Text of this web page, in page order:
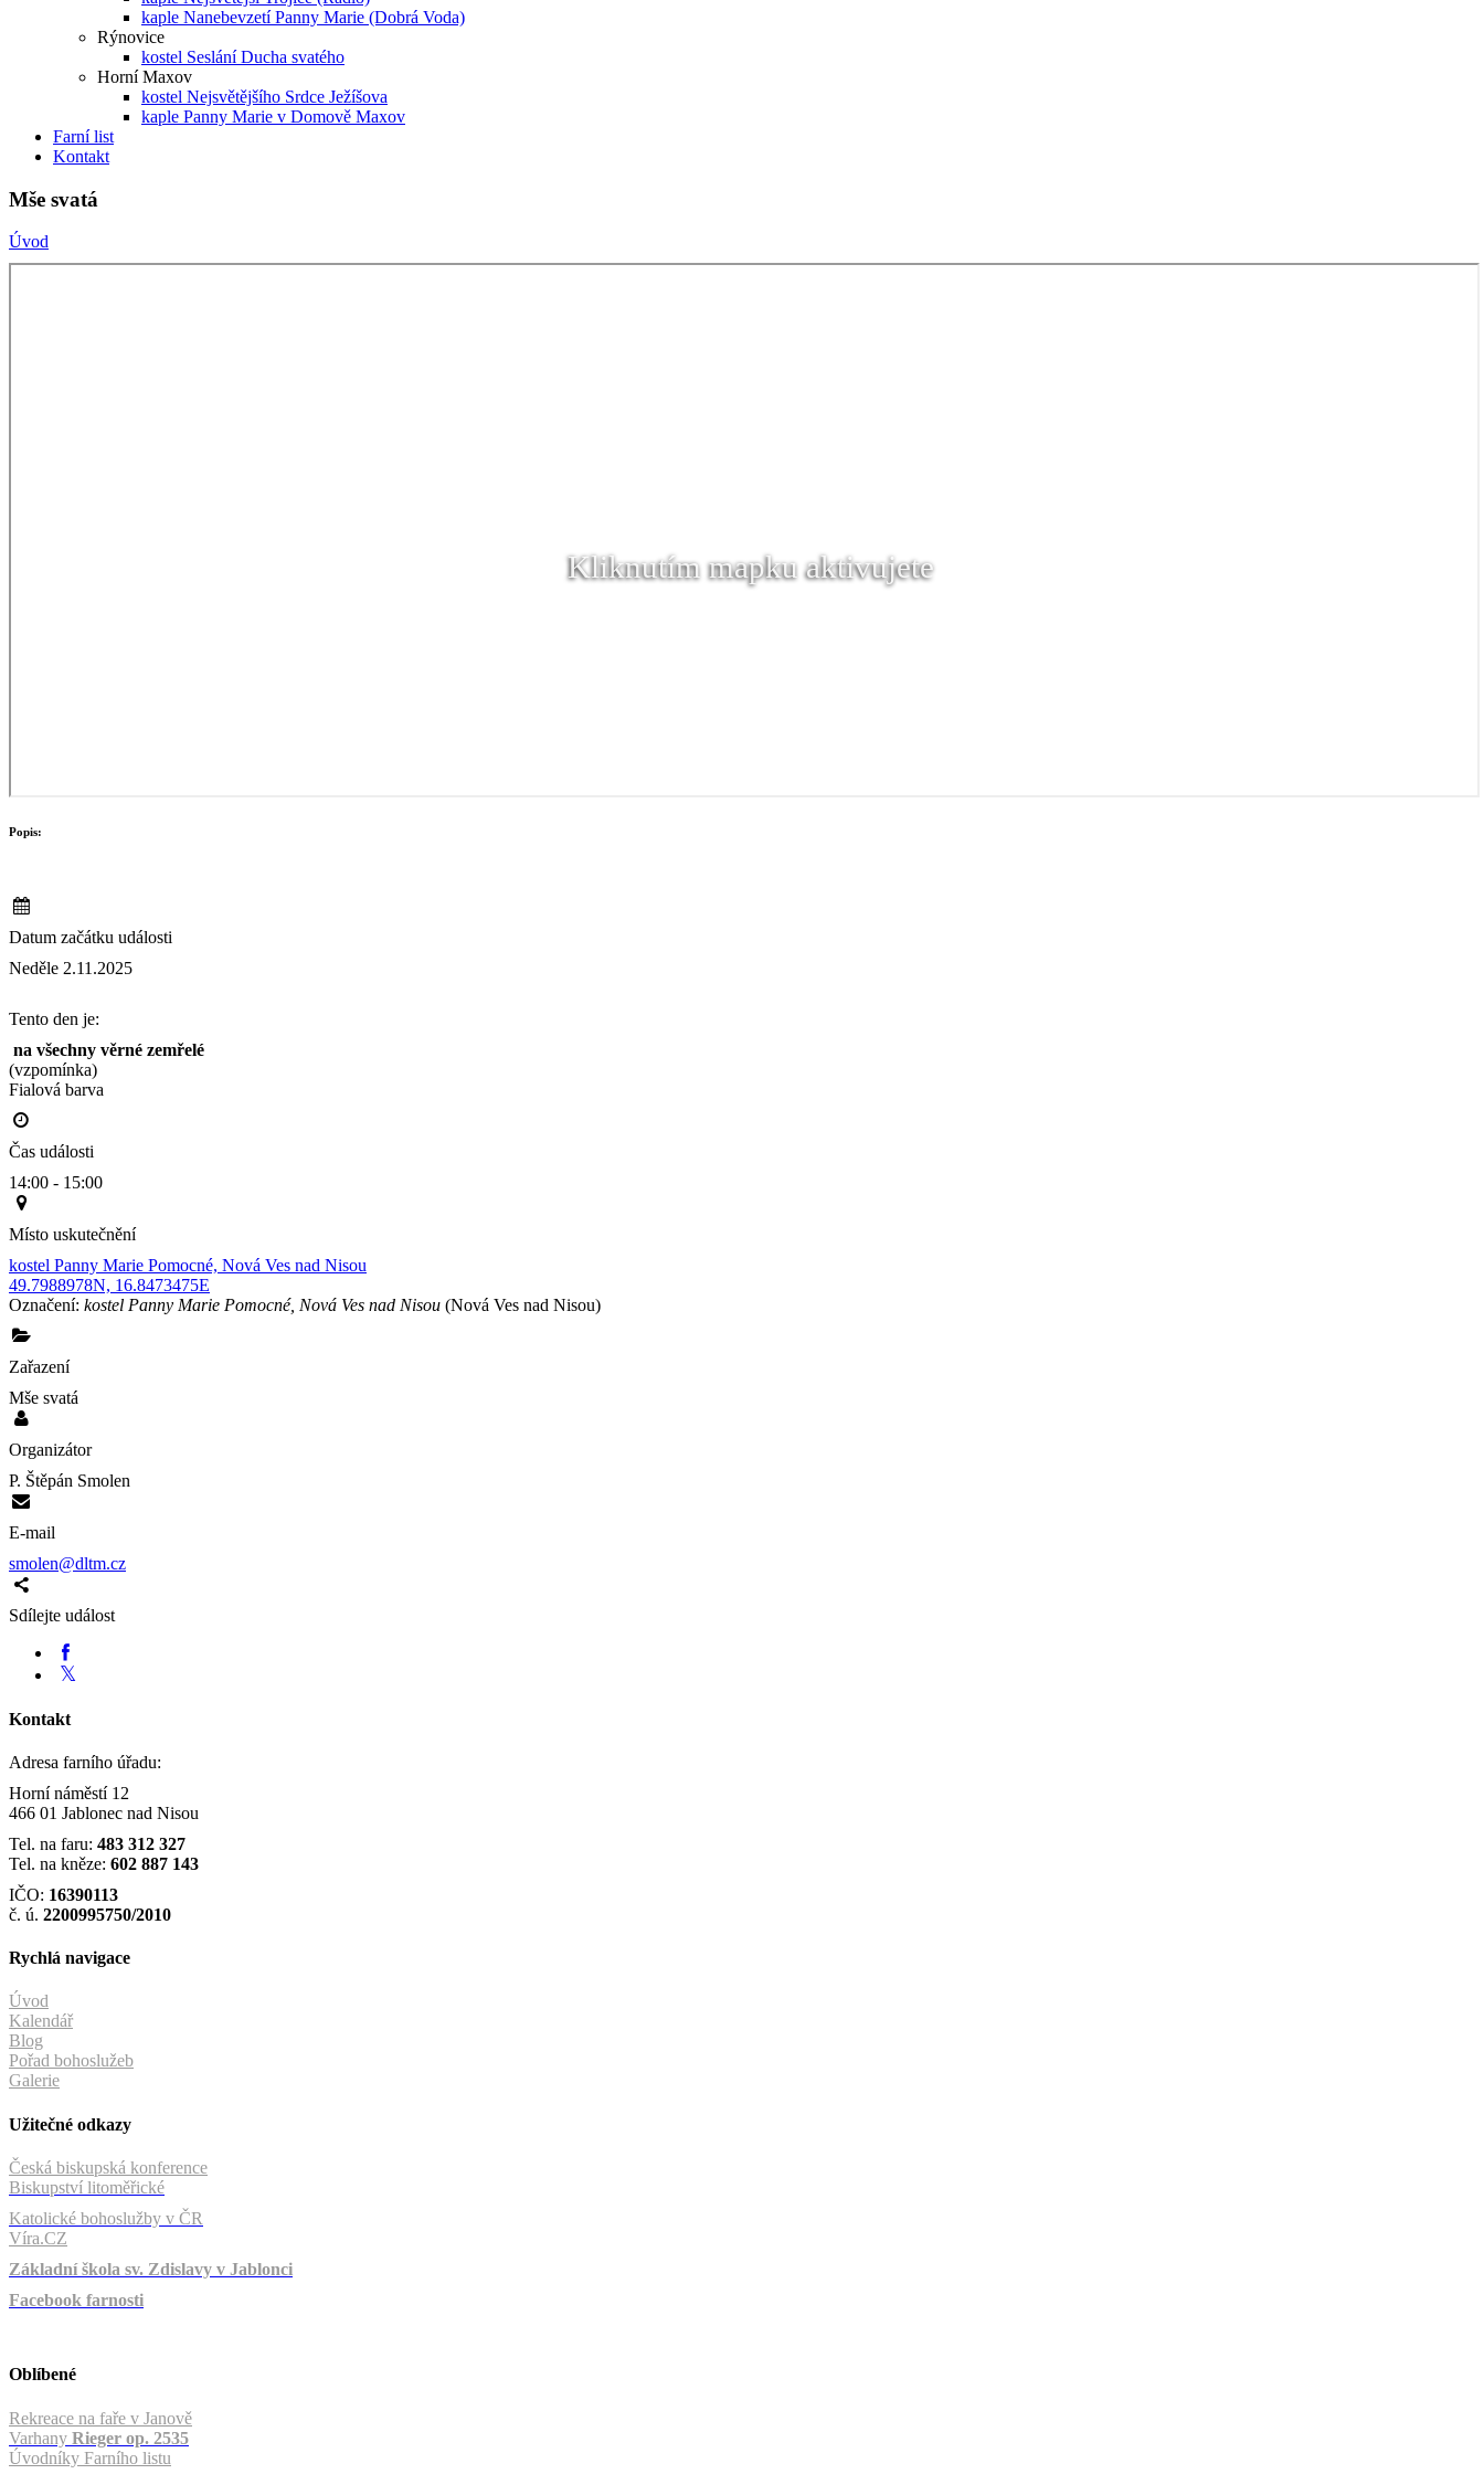
kaple Nanebevzetí Panny Marie (Dobrá Voda)
Rýnovice
kostel Seslání Ducha svatého
Horní Maxov
kostel Nejsvětějšího Srdce Ježíšova
kaple Panny Marie v Domově Maxov
Farní list
Kontakt
Mše svatá
Úvod
Kliknutím mapku aktivujete
Popis:
Datum začátku události
Neděle 2.11.2025
Tento den je:
na všechny věrné zemřelé
(vzpomínka)
Fialová barva
Čas události
14:00 - 15:00
Místo uskutečnění
kostel Panny Marie Pomocné, Nová Ves nad Nisou
49.7988978N, 16.8473475E
Označení: kostel Panny Marie Pomocné, Nová Ves nad Nisou (Nová Ves nad Nisou)
Zařazení
Mše svatá
Organizátor
P. Štěpán Smolen
E-mail
smolen@dltm.cz
Sdílejte událost
Kontakt
Adresa farního úřadu:
Horní náměstí 12
466 01 Jablonec nad Nisou
Tel. na faru: 483 312 327
Tel. na kněze: 602 887 143
IČO: 16390113
č. ú. 2200995750/2010
Rychlá navigace
Úvod
Kalendář
Blog
Pořad bohoslužeb
Galerie
Užitečné odkazy
Česká biskupská konference
Biskupství litoměřické
Katolické bohoslužby v ČR
Víra.CZ
Základní škola sv. Zdislavy v Jablonci
Facebook farnosti
Oblíbené
Rekreace na faře v Janově
Varhany Rieger op. 2535
Úvodníky Farního listu